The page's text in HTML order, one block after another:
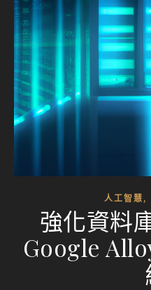
人工智慧,
強化資料
Google